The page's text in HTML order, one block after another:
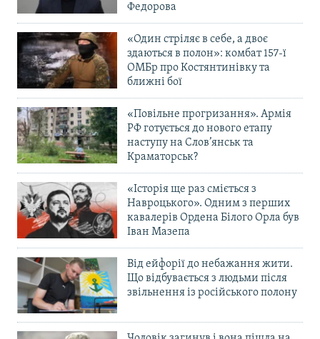
Федорова
«Один стріляє в себе, а двоє
здаються в полон»: комбат 157-ї
ОМБр про Костянтинівку та
ближні бої
«Повільне прогризання». Армія
РФ готується до нового етапу
наступу на Слов’янськ та
Краматорськ?
«Історія ще раз сміється з
Навроцького». Одним з перших
кавалерів Ордена Білого Орла був
Іван Мазепа
Від ейфорії до небажання жити.
Що відбувається з людьми після
звільнення із російського полону